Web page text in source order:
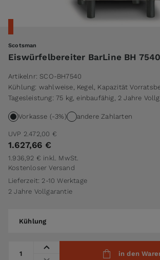
Scotsman
Eiswürfelbereiter BarLine BH 7540
Artikelnr: SCO-BH7540
Kühlung: wahlweise, Kegel, Kapazität
Tagesleistung: 75 kg, einbaufähig, 2 Jahre
Vorkasse (-3%) andere Zahlarten
UVP 2.472,00 €
1.627,66 €
1.936,92 € inkl. MwSt.
Kostenloser Versand
Lieferzeit: 2-10 Werktage
2 Jahre Vollgarantie
Kühlung
in den